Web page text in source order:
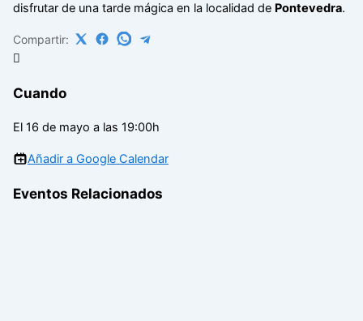
disfrutar de una tarde mágica en la localidad de Pontevedra.
Compartir:
Cuando
El 16 de mayo a las 19:00h
Añadir a Google Calendar
Eventos Relacionados